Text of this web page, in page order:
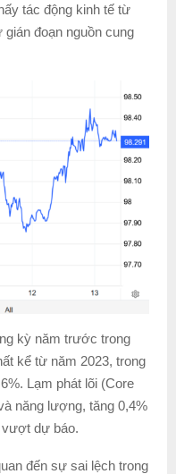
tác động kinh tế từ
đoạn nguồn cung
kỳ năm trước trong
kể từ năm 2023, trong
Lạm phát lõi (Core
năng lượng, tăng 0,4%
vượt dự báo.
đến sự sai lệch trong